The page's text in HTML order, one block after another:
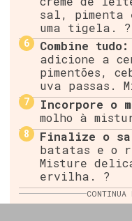
sal, pimenta
uma tigela.
Combine tudo:
adicione a
pimentões,
uva passas.
Incorpore o
molho à
Finalize o
batatas e o
Misture
ervilha. ?
CONTINUA